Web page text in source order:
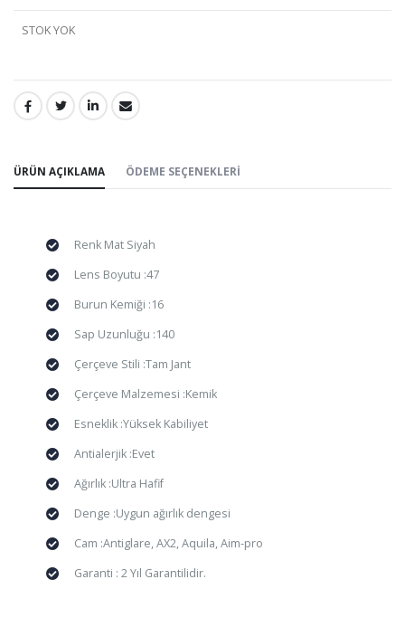
STOK YOK
PAYLAŞ:
ÜRÜN AÇIKLAMA ÖDEME SEÇENEKLERI
Renk Mat Siyah
Lens Boyutu :47
Burun Kemiği :16
Sap Uzunluğu :140
Çerçeve Stili :Tam Jant
Çerçeve Malzemesi :Kemik
Esneklik :Yüksek Kabiliyet
Antialerjik :Evet
Ağırlık :Ultra Hafif
Denge :Uygun ağırlık dengesi
Cam :Antiglare, AX2, Aquila, Aim-pro
Garanti : 2 Yıl Garantilidir.